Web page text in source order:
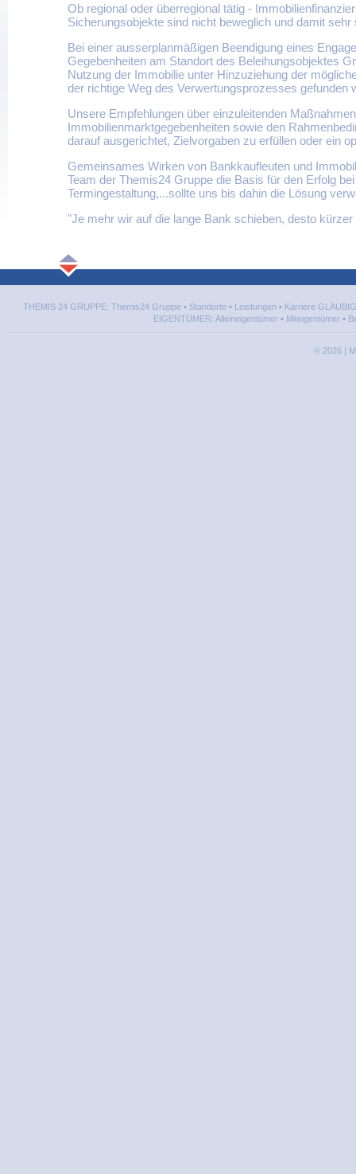
Ob regional oder überregional tätig -
Sicherungsobjekte sind nicht beweglich und damit
Bei einer ausserplanmäßigen Beendigung eines
Gegebenheiten am Standort des Beleihungsobjektes
Nutzung der Immobilie unter Hinzuziehung der
der richtige Weg des Verwertungsprozesses gefunden
Unsere Empfehlungen über einzuleitenden
Immobilienmarktgegebenheiten sowie den
darauf ausgerichtet, Zielvorgaben zu erfüllen oder ein
Gemeinsames Wirken von Bankkaufleuten und
Team der Themis24 Gruppe die Basis für den Erfolg
Termingestaltung,...sollte uns bis dahin die Lösung
"Je mehr wir auf die lange Bank schieben, desto
THEMIS 24 GRUPPE: Themis24 Gruppe▪ Standorte▪ Leistungen▪ Karriere
EIGENTÜMER: Alleineigentümer ▪ Miteigentümer ▪
© 2026|